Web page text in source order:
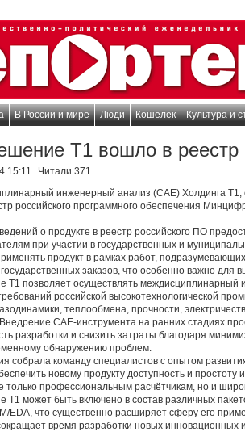
В России и мире Люди Кошелек Культура и
Т1 вошло в реестр
15:11
Читали 371
инженерный анализ (CAE) Холдинга Т1,
российского программного обеспечения
о продукте в реестр российского ПО
при участии в государственных и
продукт в рамках работ,
заказов, что особенно важно для
Т1 позволяет осуществлять междисциплинарный
российской высокотехнологической
теплообмена, прочности,
CAE-инструмента на ранних стадиях
разработки и снизить затраты благодаря
обнаружению проблем.
собрала команду специалистов с опытом
новому продукту доступность и
только профессиональным расчётчикам, но и
Т1 может быть включено в состав различных
EDA, что существенно расширяет сферу его
время разработки новых инновационных